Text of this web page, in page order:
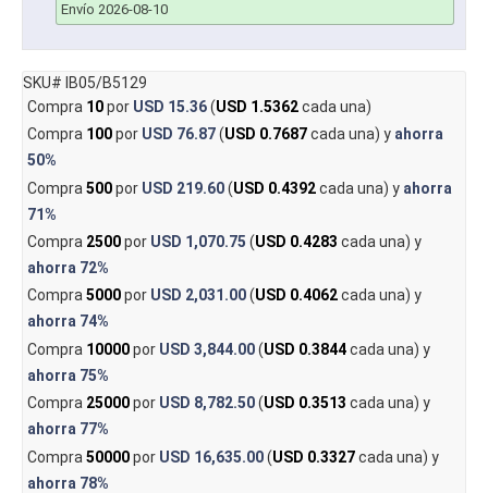
Envío 2026-08-10
SKU# IB05/B5129
Compra 10por USD 15.36(USD 1.5362cada una)
Compra 100por USD 76.87(USD 0.7687cada una) y ahorra
50%
Compra 500por USD 219.60(USD 0.4392cada una) y ahorra
71%
Compra 2500por USD 1,070.75 (USD 0.4283 cada una) y
ahorra 72%
Compra5000por USD 2,031.00(USD 0.4062cada una) y
ahorra 74%
Compra 10000por USD 3,844.00(USD 0.3844cada una) y
ahorra 75%
Compra 25000por USD 8,782.50(USD 0.3513 cada una) y
ahorra 77%
Compra 50000por USD 16,635.00(USD 0.3327cada una) y
ahorra 78%